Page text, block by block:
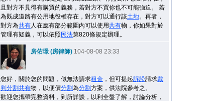
且對方不見得有購買的義務，若對方不買你也不可能強迫。 若
為既成道路有公用地役權存在，對方可以通行該土地。再者，
對方為共有人在應有部分範圍內可以使用共有物，你如果對於
管理有疑義，可以依照 民法第820條規定辦理。
房佑璟 (房律師) 104-08-08 23:33
您好，關於您的問題，似無法請求租金 ，但可提起訴訟請求裁
判 分割共有物，以便價分割為分割方案，供法院參考之。
歡迎您攜帶完整資料，到所詳談，以利全盤了解，討論分析，